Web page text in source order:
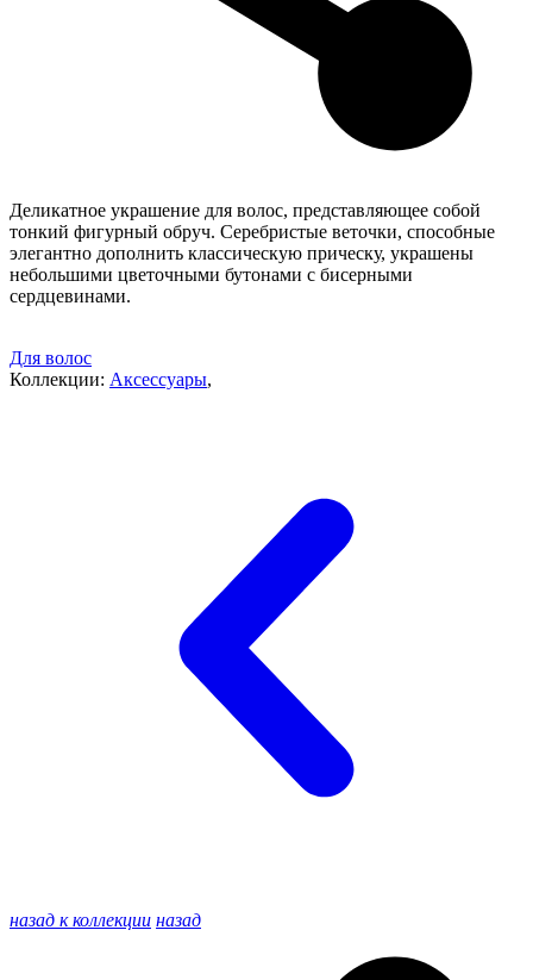
Деликатное украшение для волос, представляющее собой
тонкий фигурный обруч. Серебристые веточки, способные
элегантно дополнить классическую прическу, украшены
небольшими цветочными бутонами с бисерными
сердцевинами.
Для волос
Коллекции: Аксессуары,
назад к коллекции назад